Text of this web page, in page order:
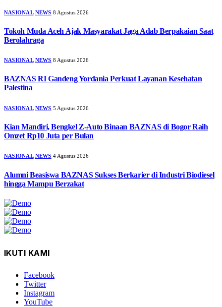
NASIONAL NEWS 8 Agustus 2026
Tokoh Muda Aceh Ajak Masyarakat Jaga Adab Berpakaian Saat
Berolahraga
NASIONAL NEWS 8 Agustus 2026
BAZNAS RI Gandeng Yordania Perkuat Layanan Kesehatan
Palestina
NASIONAL NEWS 5 Agustus 2026
Kian Mandiri, Bengkel Z-Auto Binaan BAZNAS di Bogor Raih
Omzet Rp10 Juta per Bulan
NASIONAL NEWS 4 Agustus 2026
Alumni Beasiswa BAZNAS Sukses Berkarier di Industri Biodiesel
hingga Mampu Berzakat
IKUTI KAMI
Facebook
Twitter
Instagram
YouTube